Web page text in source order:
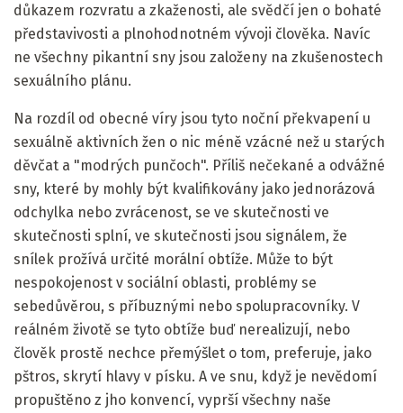
důkazem rozvratu a zkaženosti, ale svědčí jen o bohaté
představivosti a plnohodnotném vývoji člověka. Navíc
ne všechny pikantní sny jsou založeny na zkušenostech
sexuálního plánu.
Na rozdíl od obecné víry jsou tyto noční překvapení u
sexuálně aktivních žen o nic méně vzácné než u starých
děvčat a "modrých punčoch". Příliš nečekané a odvážné
sny, které by mohly být kvalifikovány jako jednorázová
odchylka nebo zvrácenost, se ve skutečnosti ve
skutečnosti splní, ve skutečnosti jsou signálem, že
snílek prožívá určité morální obtíže. Může to být
nespokojenost v sociální oblasti, problémy se
sebedůvěrou, s příbuznými nebo spolupracovníky. V
reálném životě se tyto obtíže buď nerealizují, nebo
člověk prostě nechce přemýšlet o tom, preferuje, jako
pštros, skrytí hlavy v písku. A ve snu, když je nevědomí
propuštěno z jho konvencí, vyprší všechny naše